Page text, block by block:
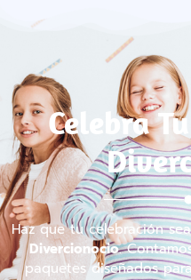
Celebra
Haz que tu celebración
Divercionocio.
paquetes diseñados